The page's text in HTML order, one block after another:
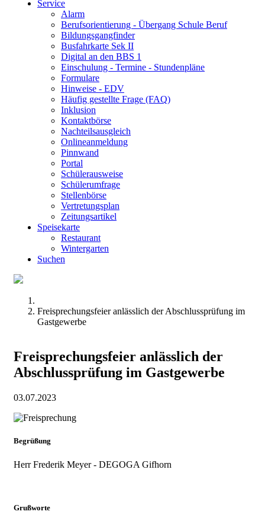
Service
Alarm
Berufsorientierung - Übergang Schule Beruf
Bildungsgangfinder
Busfahrkarte Sek II
Digital an den BBS 1
Einschulung - Termine - Stundenpläne
Formulare
Hinweise - EDV
Häufig gestellte Frage (FAQ)
Inklusion
Kontaktbörse
Nachteilsausgleich
Onlineanmeldung
Pinnwand
Portal
Schülerausweise
Schülerumfrage
Stellenbörse
Vertretungsplan
Zeitungsartikel
Speisekarte
Restaurant
Wintergarten
Suchen
Freisprechungsfeier anlässlich der Abschlussprüfung im
Gastgewerbe
Freisprechungsfeier anlässlich der
Abschlussprüfung im Gastgewerbe
03.07.2023
Begrüßung
Herr Frederik Meyer - DEGOGA Gifhorn
Grußworte